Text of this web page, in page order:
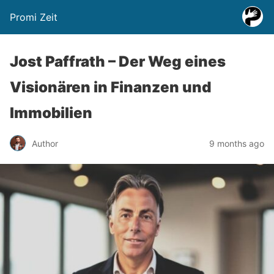
Promi Zeit
Jost Paffrath – Der Weg eines
Visionären in Finanzen und
Immobilien
Author 9 months ago